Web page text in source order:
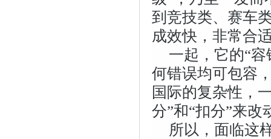
到竞技类、赛车
成效快，非常合
一起，它的“
何错误均可包容
国际的复杂性，
分”和“扣分”来
所以，面临这